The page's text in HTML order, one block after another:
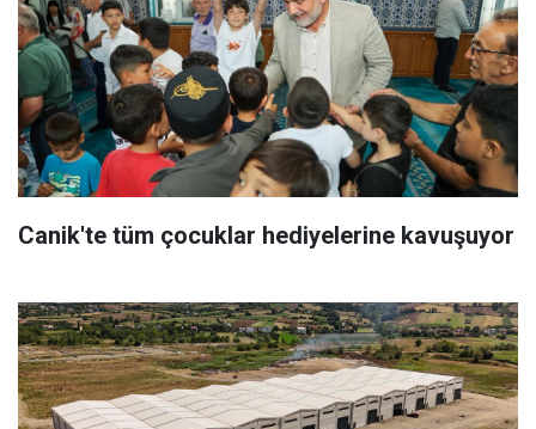
Canik'te tüm çocuklar hediyelerine kavuşuyor